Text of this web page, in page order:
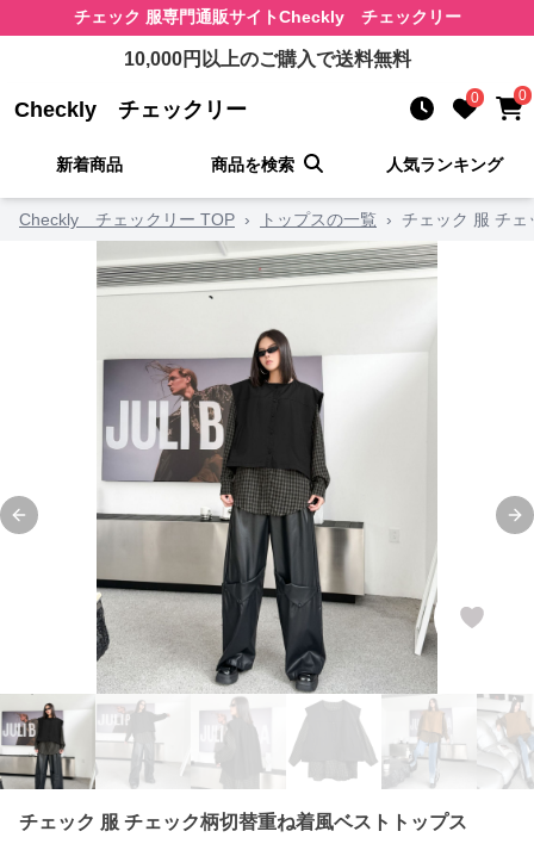
チェック 服専門通販サイトCheckly チェックリー
10,000円以上のご購入で送料無料
Checkly チェックリー 0 0
新着商品 商品を検索 人気ランキング
Checkly チェックリー TOP › トップスの一覧 › チェック 服 チ
Previous slide
チェック 服 チェック柄切替重ね着風ベストトップス